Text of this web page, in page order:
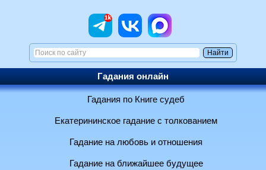
Гадания онлайн
Гадания по Книге судеб
Екатерининское гадание с толкованием
Гадание на любовь и отношения
Гадание на ближайшее будущее